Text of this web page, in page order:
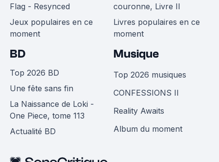
Flag - Resynced
Jeux populaires en ce
moment
couronne, Livre II
Livres populaires en ce
moment
BD
Top 2026 BD
Une fête sans fin
La Naissance de Loki -
One Piece, tome 113
Actualité BD
Musique
Top 2026 musiques
CONFESSIONS II
Reality Awaits
Album du moment